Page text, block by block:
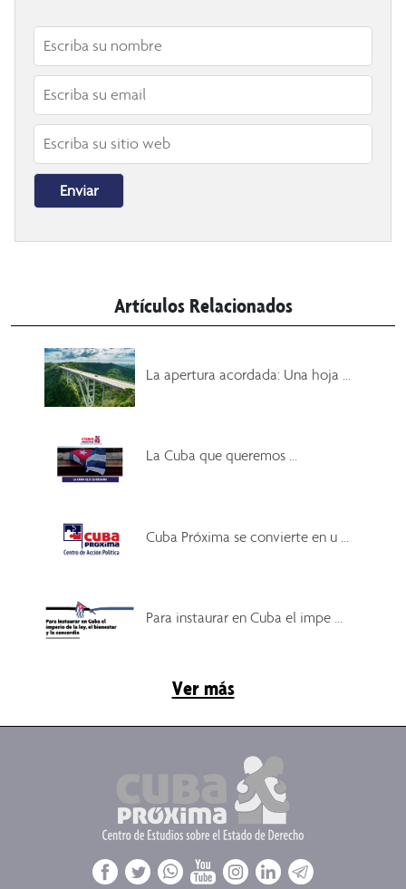
Artículos Relacionados
La apertura acordada: Una hoja ...
La Cuba que queremos ...
Cuba Próxima se convierte en u ...
Para instaurar en Cuba el impe ...
Ver más